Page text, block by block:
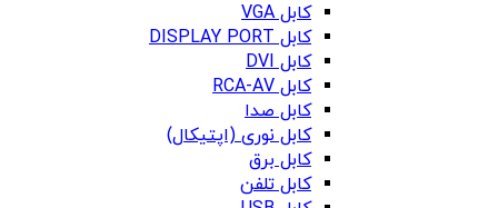
کابل VGA
کابل DISPLAY PORT
کابل DVI
کابل RCA-AV
کابل صدا
کابل نوری (اپتیکال)
کابل برق
کابل تلفن